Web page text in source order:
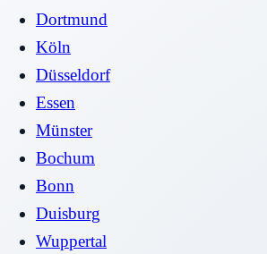
Dortmund
Köln
Düsseldorf
Essen
Münster
Bochum
Bonn
Duisburg
Wuppertal